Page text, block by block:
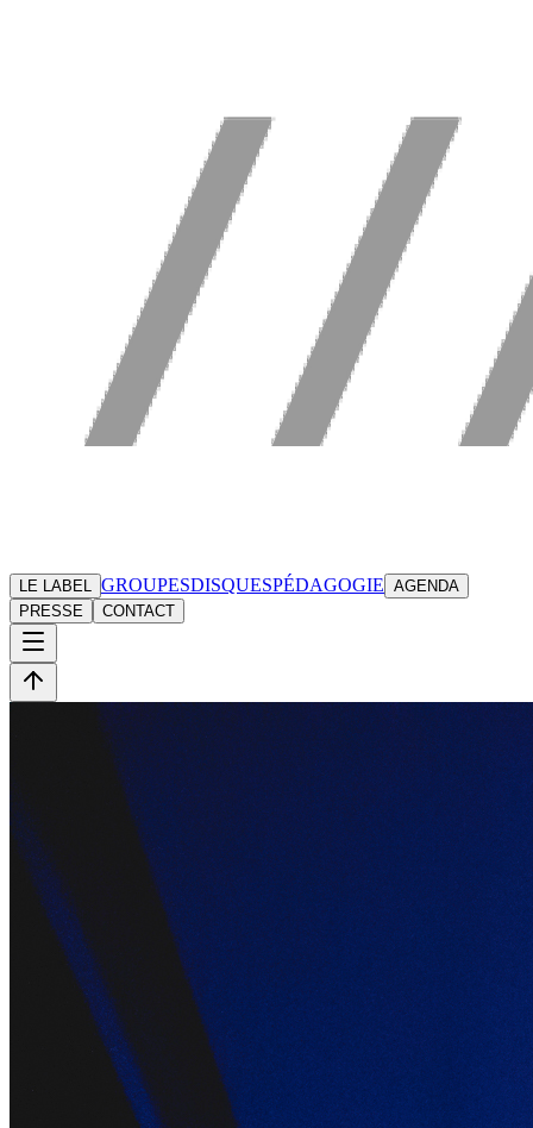
LE LABEL GROUPESDISQUESPÉDAGOGIE AGENDA
PRESSE
CONTACT